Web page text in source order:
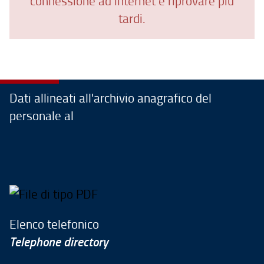
tardi.
Dati allineati all'archivio anagrafico del
personale al
Elenco telefonico
Telephone directory